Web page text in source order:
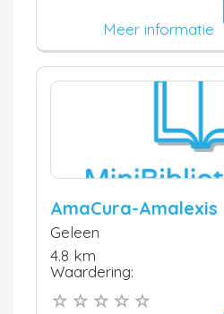
Meer informatie
AmaCura-Amalexis
Geleen
4.8 km
Waardering: